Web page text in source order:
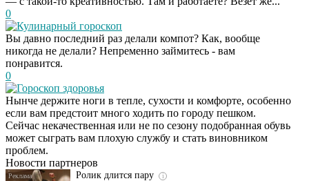
0
Кулинарный гороскоп
Вы давно последний раз делали компот? Как, вообще
никогда не делали? Непременно займитесь - вам
понравится.
0
Гороскоп здоровья
Нынче держите ноги в тепле, сухости и комфорте, особенно
если вам предстоит много ходить по городу пешком.
Сейчас некачественная или не по сезону подобранная обувь
может сыграть вам плохую службу и стать виновником
проблем.
Новости партнеров
i
Этот танец невесты
оставит вас без слов!
Пересмотрела 10 раз
i
Ролик длится пару